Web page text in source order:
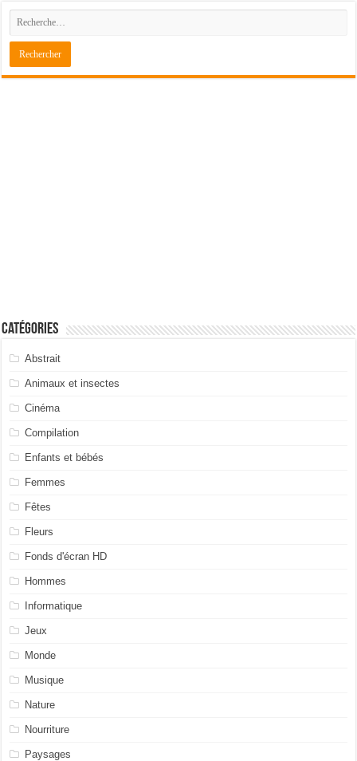
Catégories
Abstrait
Animaux et insectes
Cinéma
Compilation
Enfants et bébés
Femmes
Fêtes
Fleurs
Fonds d'écran HD
Hommes
Informatique
Jeux
Monde
Musique
Nature
Nourriture
Paysages